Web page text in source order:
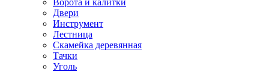
Ворота и калитки
Двери
Инструмент
Лестница
Скамейка деревянная
Тачки
Уголь